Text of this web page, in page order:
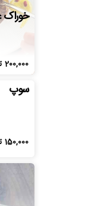
200,000
سوپ
150,000